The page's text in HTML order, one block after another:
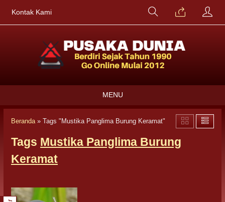
Kontak Kami
MENU
Beranda» Tags "Mustika Panglima Burung Keramat"
Tags Mustika Panglima Burung
Keramat